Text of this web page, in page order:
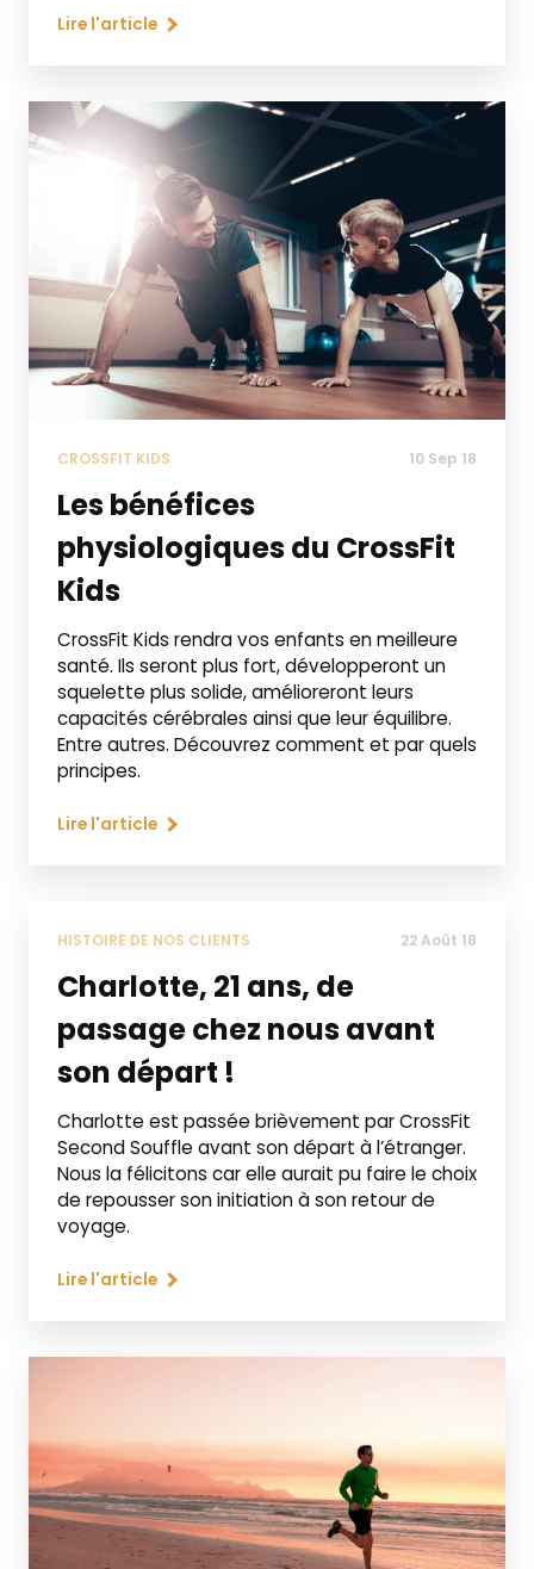
Lire l'article
CROSSFIT KIDS 10 Sep 18
Les bénéfices
physiologiques du CrossFit
Kids
CrossFit Kids rendra vos enfants en meilleure
santé. Ils seront plus fort, développeront un
squelette plus solide, amélioreront leurs
capacités cérébrales ainsi que leur équilibre.
Entre autres. Découvrez comment et par quels
principes.
Lire l'article
HISTOIRE DE NOS CLIENTS 22 Août 18
Charlotte, 21 ans, de
passage chez nous avant
son départ !
Charlotte est passée brièvement par CrossFit
Second Souffle avant son départ à l’étranger.
Nous la félicitons car elle aurait pu faire le choix
de repousser son initiation à son retour de
voyage.
Lire l'article